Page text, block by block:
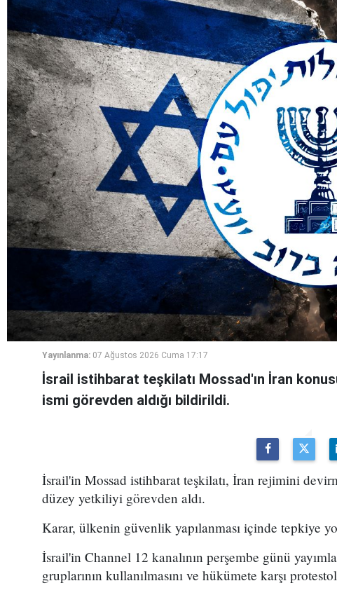
Yayınlanma: 07 Ağustos 2026 Cuma 17:17
İsrail istihbarat teşkilatı Mossad'ın İran
ismi görevden aldığı bildirildi.
İsrail'in Mossad istihbarat teşkilatı, İran rejimini
düzey yetkiliyi görevden aldı.
Karar, ülkenin güvenlik yapılanması içinde tepkiye
İsrail'in Channel 12 kanalının perşembe günü
gruplarının kullanılmasını ve hükümete karşı